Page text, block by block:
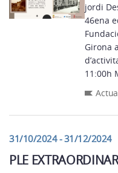
jordi
46ena
Girona
11:00h
31/10/2024 - 31/12/2024
PLE